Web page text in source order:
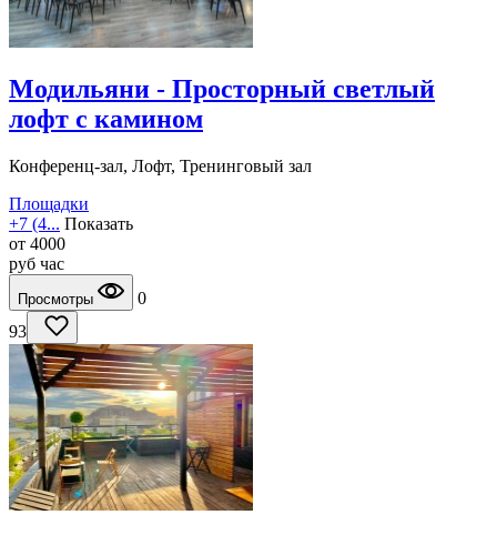
Модильяни - Просторный светлый
лофт с камином
Конференц-зал, Лофт, Тренинговый зал
Площадки
+7 (4... Показать
от 4000
руб час
Просмотры
0
93